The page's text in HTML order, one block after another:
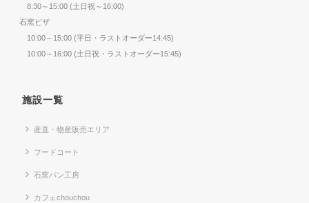
8:30～15:00 (土日祝～16:00)
石窯ピザ
10:00～15:00 (平日・ラストオーダー14:45)
10:00～16:00 (土日祝・ラストオーダー15:45)
施設一覧
産直・物産販売エリア
フードコート
石窯パン工房
カフェchouchou